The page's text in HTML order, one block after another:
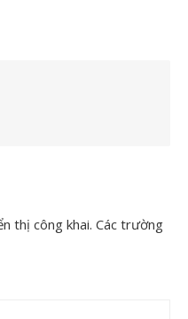
thị công khai. Các trường